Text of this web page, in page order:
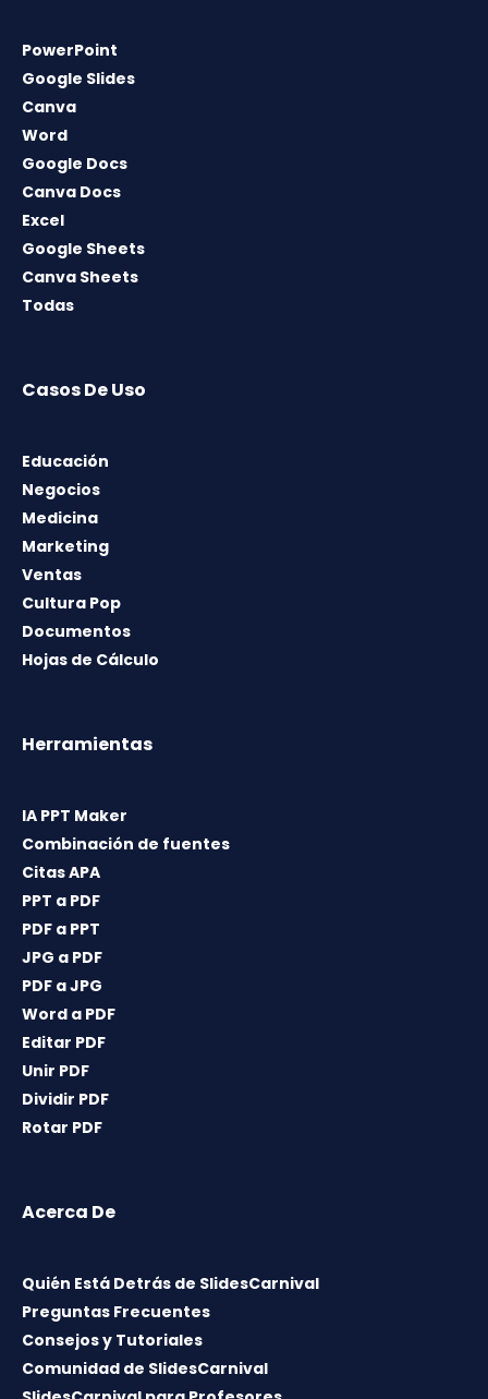
PowerPoint
Google Slides
Canva
Word
Google Docs
Canva Docs
Excel
Google Sheets
Canva Sheets
Todas
Casos De Uso
Educación
Negocios
Medicina
Marketing
Ventas
Cultura Pop
Documentos
Hojas de Cálculo
Herramientas
IA PPT Maker
Combinación de fuentes
Citas APA
PPT a PDF
PDF a PPT
JPG a PDF
PDF a JPG
Word a PDF
Editar PDF
Unir PDF
Dividir PDF
Rotar PDF
Acerca De
Quién Está Detrás de SlidesCarnival
Preguntas Frecuentes
Consejos y Tutoriales
Comunidad de SlidesCarnival